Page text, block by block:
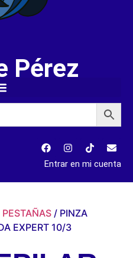
Pérez
Entrar en mi cuenta
/ PINZA
EXPERT 10/3